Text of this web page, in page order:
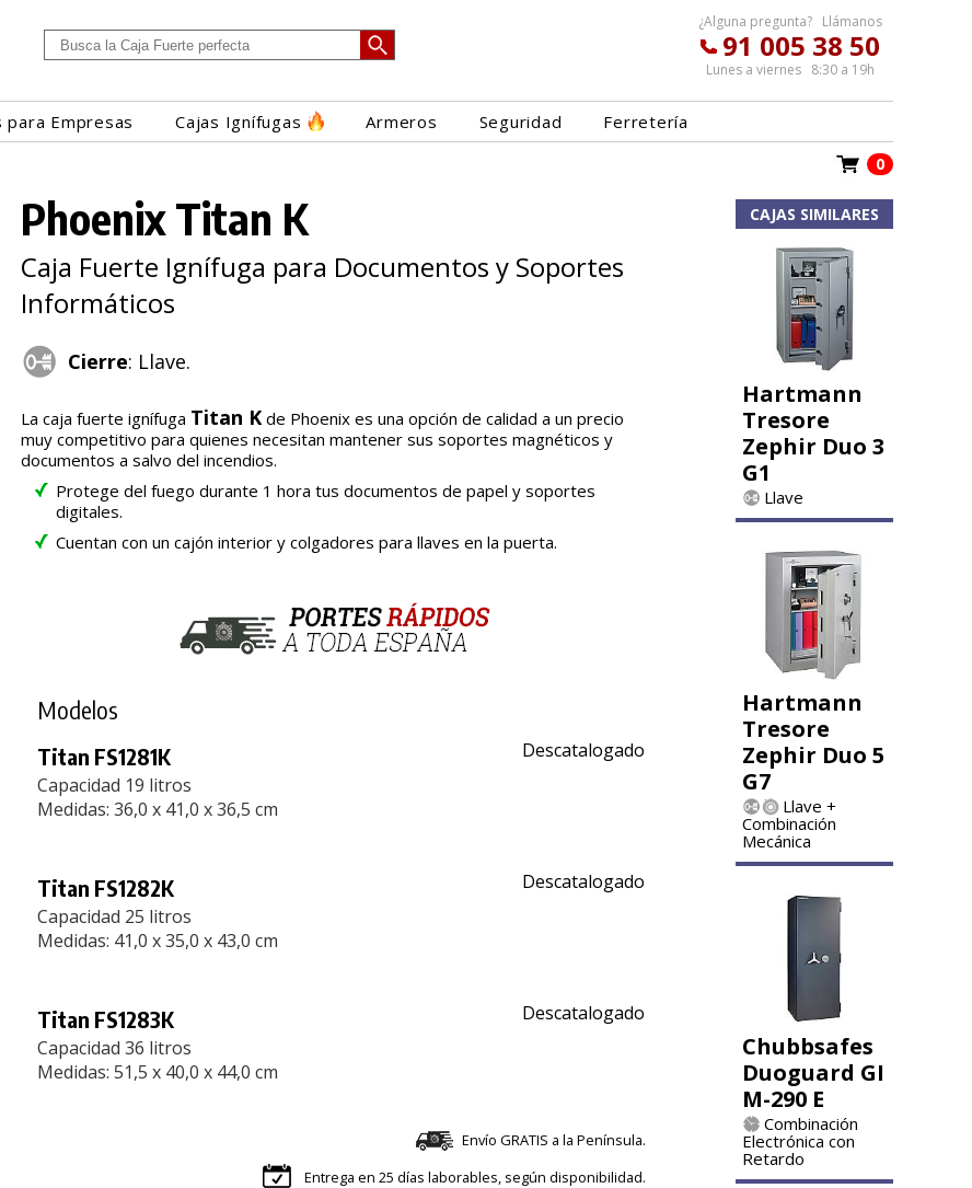
¿Alguna pregunta? Llámanos
91 005 38 50
Lunes a viernes 8:30 a 19h
para Empresas Cajas Ignífugas Armeros Seguridad Ferretería
0
Phoenix Titan K
Caja Fuerte Ignífuga para Documentos y Soportes
Informáticos
Cierre: Llave.
La caja fuerte ignífuga Titan K de Phoenix es una opción de calidad a un precio
muy competitivo para quienes necesitan mantener sus soportes magnéticos y
documentos a salvo del incendios.
Protege del fuego durante 1 hora tus documentos de papel y soportes
digitales.
Cuentan con un cajón interior y colgadores para llaves en la puerta.
Modelos
Titan FS1281K
Capacidad 19 litros
Medidas: 36,0 x 41,0 x 36,5 cm
Descatalogado
Titan FS1282K
Capacidad 25 litros
Medidas: 41,0 x 35,0 x 43,0 cm
Descatalogado
Titan FS1283K
Capacidad 36 litros
Medidas: 51,5 x 40,0 x 44,0 cm
Descatalogado
Envío GRATIS a la Península.
Entrega en 25 días laborables, según disponibilidad.
CAJAS SIMILARES
Hartmann
Tresore
Zephir Duo 3
G1
Llave
Hartmann
Tresore
Zephir Duo 5
G7
Llave +
Combinación
Mecánica
Chubbsafes
Duoguard GI
M-290 E
Combinación
Electrónica con
Retardo